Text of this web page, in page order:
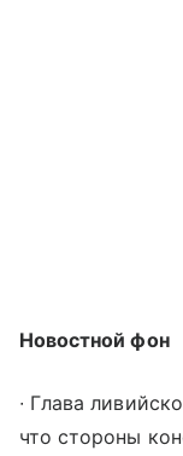
Новостной фон
∙ Глава
что стороны